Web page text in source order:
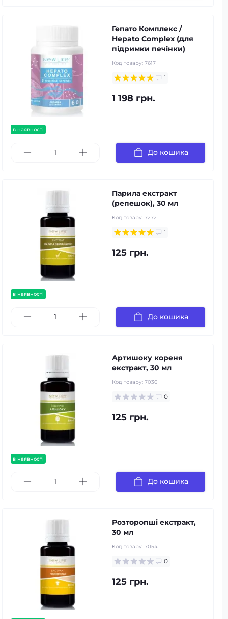
в наявності
Гепато Комплекс /
Hepato Complex (для
підримки печінки)
Код товару: 7617
1
1 198 грн.
До кошика
в наявності
Парила екстракт
(репешок), 30 мл
Код товару: 7272
1
125 грн.
До кошика
в наявності
Артишоку кореня
екстракт, 30 мл
Код товару: 7036
0
125 грн.
До кошика
Розторопші екстракт,
30 мл
Код товару: 7054
0
125 грн.